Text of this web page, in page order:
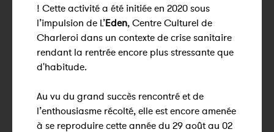
! Cette activité a été initiée en 2020 sous
l’impulsion de L’Eden, Centre Culturel de
Charleroi dans un contexte de crise sanitaire
rendant la rentrée encore plus stressante que
d'habitude.
Au vu du grand succès rencontré et de
l’enthousiasme récolté, elle est encore amenée
à se reproduire cette année du 29 août au 02